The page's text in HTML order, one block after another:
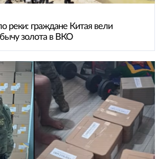
реки: граждане Китая вели
золота в ВКО